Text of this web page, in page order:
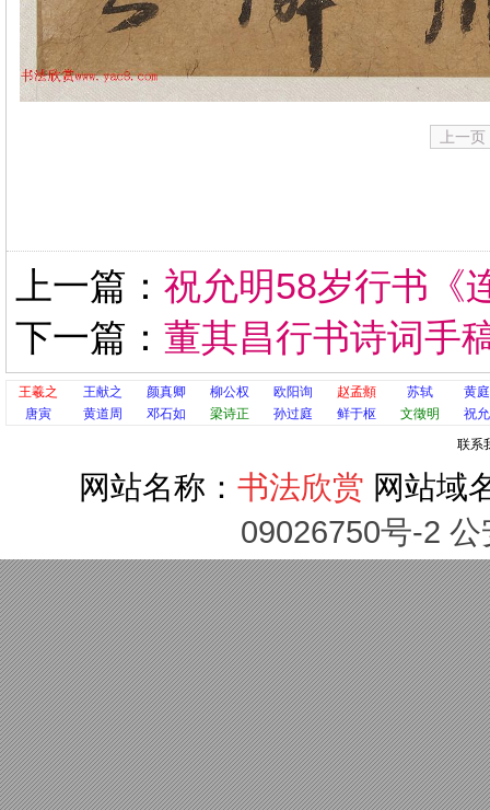
上一页
上一篇： 祝允明58岁行书《
下一篇： 董其昌行书诗词手
王羲之 王献之 颜真卿 柳公权 欧阳询 赵孟頫 苏轼
黄
唐寅
黄道周 邓石如 梁诗正 孙过庭 鲜于枢 文徵明
祝
联系
网站名称： 书法欣赏 网站域
09026750号-2